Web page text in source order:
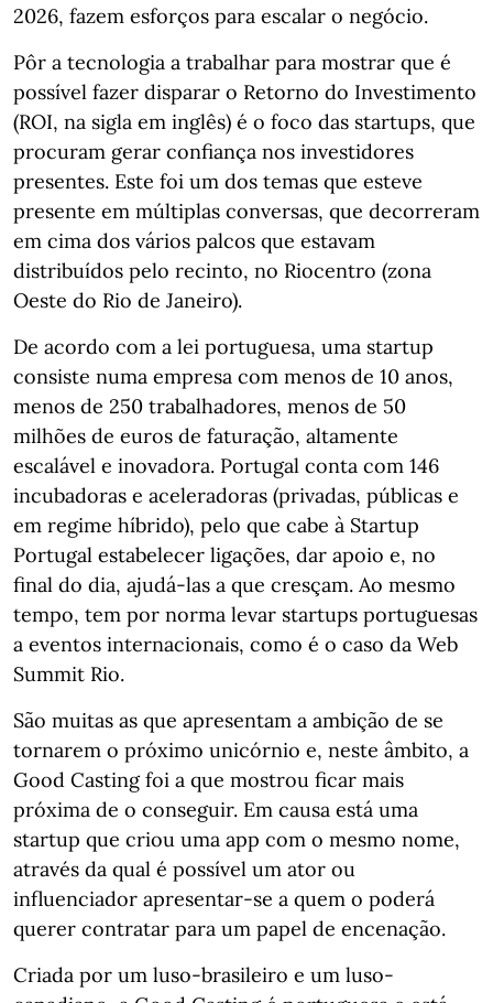
2026, fazem esforços para escalar o negócio.
Pôr a tecnologia a trabalhar para mostrar que é
possível fazer disparar o Retorno do Investimento
(ROI, na sigla em inglês) é o foco das startups, que
procuram gerar confiança nos investidores
presentes. Este foi um dos temas que esteve
presente em múltiplas conversas, que decorreram
em cima dos vários palcos que estavam
distribuídos pelo recinto, no Riocentro (zona
Oeste do Rio de Janeiro).
De acordo com a lei portuguesa, uma startup
consiste numa empresa com menos de 10 anos,
menos de 250 trabalhadores, menos de 50
milhões de euros de faturação, altamente
escalável e inovadora. Portugal conta com 146
incubadoras e aceleradoras (privadas, públicas e
em regime híbrido), pelo que cabe à Startup
Portugal estabelecer ligações, dar apoio e, no
final do dia, ajudá-las a que cresçam. Ao mesmo
tempo, tem por norma levar startups portuguesas
a eventos internacionais, como é o caso da Web
Summit Rio.
São muitas as que apresentam a ambição de se
tornarem o próximo unicórnio e, neste âmbito, a
Good Casting foi a que mostrou ficar mais
próxima de o conseguir. Em causa está uma
startup que criou uma app com o mesmo nome,
através da qual é possível um ator ou
influenciador apresentar-se a quem o poderá
querer contratar para um papel de encenação.
Criada por um luso-brasileiro e um luso-